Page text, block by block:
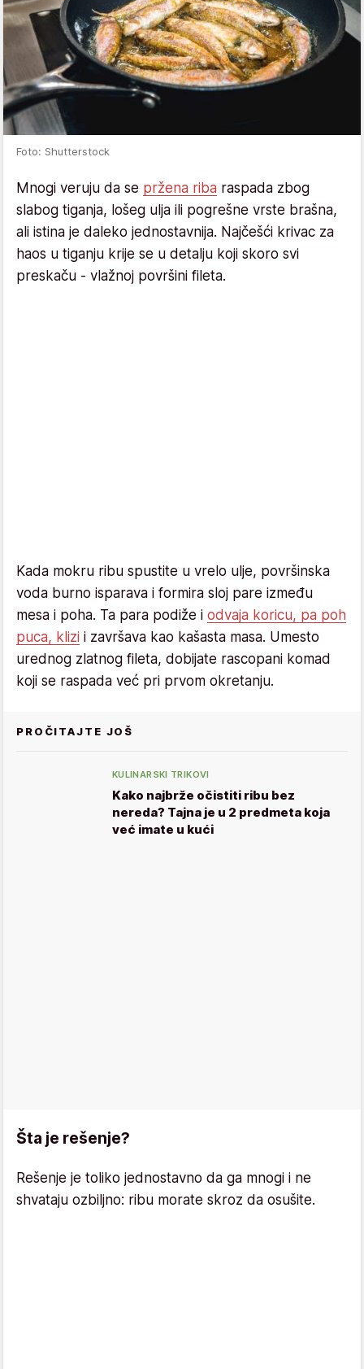
Foto: Shutterstock
Mnogi veruju da se pržena riba raspada zbog
slabog tiganja, lošeg ulja ili pogrešne vrste brašna,
ali istina je daleko jednostavnija. Najčešći krivac za
haos u tiganju krije se u detalju koji skoro svi
preskaču - vlažnoj površini fileta.
Kada mokru ribu spustite u vrelo ulje, površinska
voda burno isparava i formira sloj pare između
mesa i poha. Ta para podiže i odvaja koricu, pa poh
puca, klizi i završava kao kašasta masa. Umesto
urednog zlatnog fileta, dobijate rascopani komad
koji se raspada već pri prvom okretanju.
PROČITAJTE JOŠ
KULINARSKI TRIKOVI
Kako najbrže očistiti ribu bez
nereda? Tajna je u 2 predmeta koja
već imate u kući
Šta je rešenje?
Rešenje je toliko jednostavno da ga mnogi i ne
shvataju ozbiljno: ribu morate skroz da osušite.